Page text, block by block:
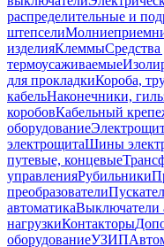
распределительные и
штепсели
изделияКлеммыСредства
термоусаживаемые
для прокладкиКороба,
кабельНаконечники,
коробовКабельный
оборудование
электрощитаШины
путевые, концевые
управленияРубильники
преобразователи
автоматикаВыключатели
нагрузкиКонтакторы
оборудованиеУЗИП